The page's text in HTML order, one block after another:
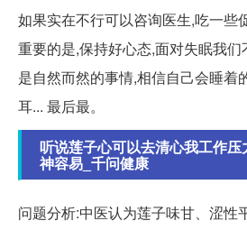
如果实在不行可以咨询医生,吃一些
重要的是,保持好心态,面对失眠我
是自然而然的事情,相信自己会睡着
耳... 最后最。
听说莲子心可以去清心我工作
神容易_千问健康
问题分析:中医认为莲子味甘、涩性